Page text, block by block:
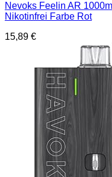
Nevoks Feelin AR
Nikotinfrei Farbe Rot
15,89 €